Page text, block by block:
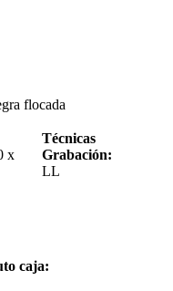
flocada
x
Técnicas
Grabación:
LL
caja: